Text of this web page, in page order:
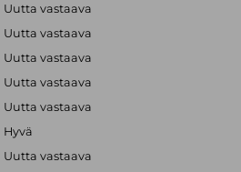
Uutta vastaava
Uutta vastaava
Uutta vastaava
Uutta vastaava
Uutta vastaava
Hyvä
Uutta vastaava